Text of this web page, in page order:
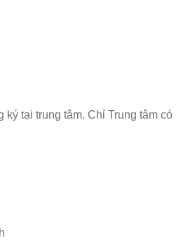
ký tại trung tâm. Chỉ Trung tâm có